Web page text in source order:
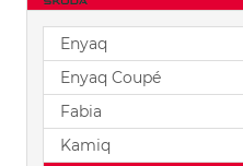
Enyaq
Enyaq Coupé
Fabia
Kamiq